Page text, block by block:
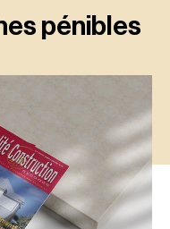
pénibles